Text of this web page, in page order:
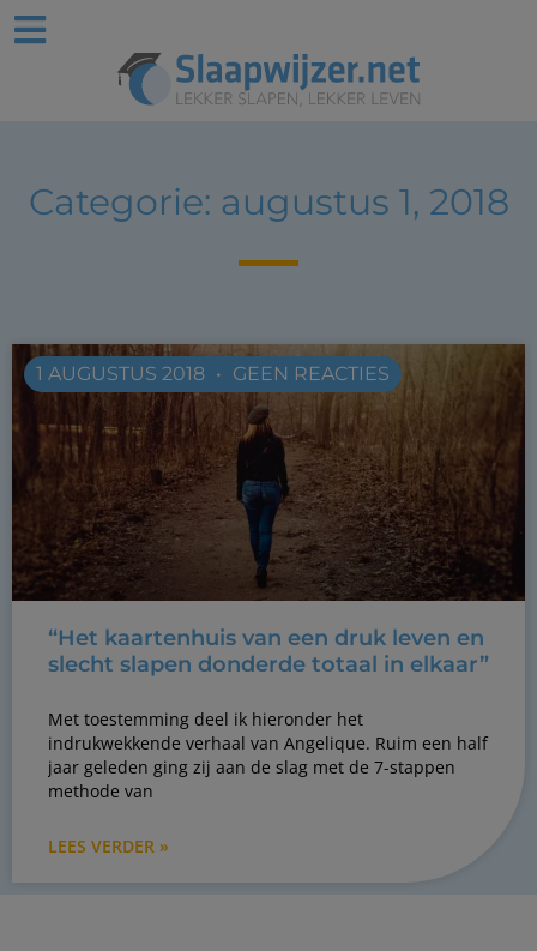
Categorie: augustus 1, 2018
“Het kaartenhuis van een druk leven en
slecht slapen donderde totaal in elkaar”
Met toestemming deel ik hieronder het
indrukwekkende verhaal van Angelique. Ruim een half
jaar geleden ging zij aan de slag met de 7-stappen
methode van
LEES VERDER »
1 AUGUSTUS 2018 GEEN REACTIES